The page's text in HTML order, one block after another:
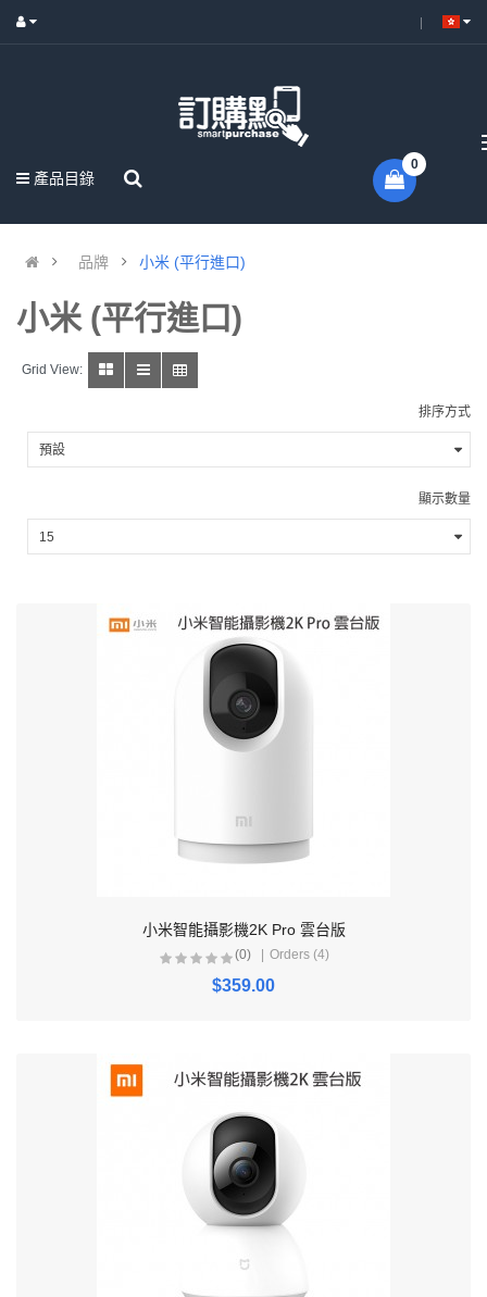
產品目錄
0
品牌 小米 (平行進口)
小米 (平行進口)
Grid View:
排序方式
顯示數量
小米智能攝影機2K Pro 雲台版
(0) Orders (4)
$359.00